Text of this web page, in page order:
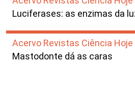
Luciferases: as enzimas da
Acervo Revistas Ciência Hoje
Mastodonte dá as caras